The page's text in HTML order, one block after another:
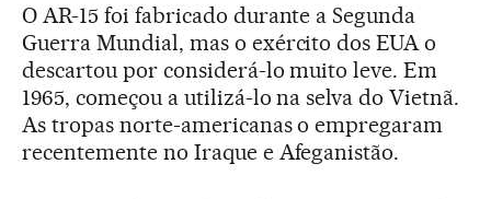
O AR-15 foi fabricado durante a Segunda
Guerra Mundial, mas o exército dos EUA o
descartou por considerá-lo muito leve. Em
1965, começou a utilizá-lo na selva do Vietnã.
As tropas norte-americanas o empregaram
recentemente no Iraque e Afeganistão.